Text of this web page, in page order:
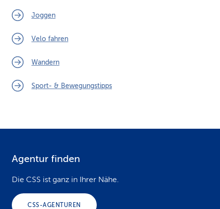
Joggen
Velo fahren
Wandern
Sport- & Bewegungstipps
Agentur finden
Die CSS ist ganz in Ihrer Nähe.
CSS-AGENTUREN